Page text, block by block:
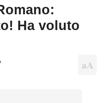
Ha voluto